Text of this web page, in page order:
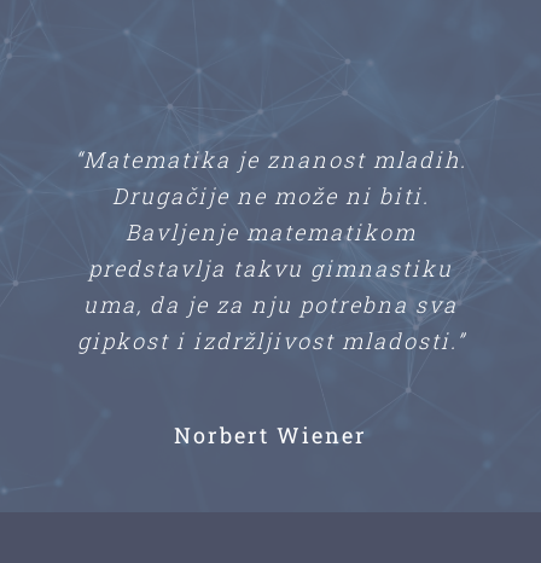
“Matematika je znanost mladih.
Drugačije ne može ni biti.
Bavljenje matematikom
predstavlja takvu gimnastiku
uma, da je za nju potrebna sva
gipkost i izdržljivost mladosti.”
Norbert Wiener